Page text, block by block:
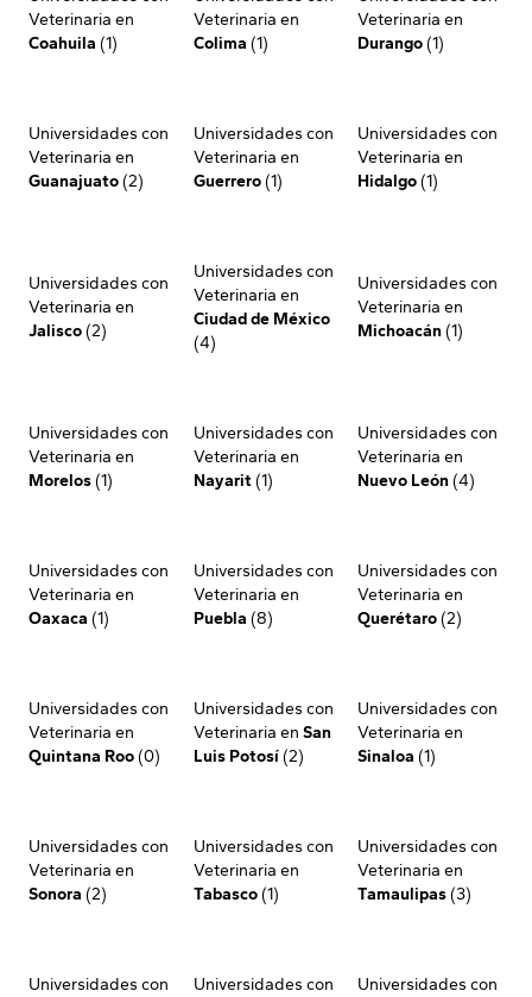
Veterinaria en
Coahuila (1)
Veterinaria en
Colima (1)
Veterinaria en
Durango(1)
Universidades con
Veterinaria en
Guanajuato(2)
Universidades con
Veterinaria en
Guerrero(1)
Universidades con
Veterinaria en
Hidalgo(1)
Universidades con
Veterinaria en
Jalisco(2)
Universidades con
Veterinaria en
Ciudad de México
(4)
Universidades con
Veterinaria en
Michoacán(1)
Universidades con
Veterinaria en
Morelos(1)
Universidades con
Veterinaria en
Nayarit(1)
Universidades con
Veterinaria en
Nuevo León(4)
Universidades con
Veterinaria en
Oaxaca (1)
Universidades con
Veterinaria en
Puebla (8)
Universidades con
Veterinaria en
Querétaro(2)
Universidades con
Veterinaria en
Quintana Roo(0)
Universidades con
Veterinaria en San
Luis Potosí(2)
Universidades con
Veterinaria en
Sinaloa (1)
Universidades con
Veterinaria en
Sonora (2)
Universidades con
Veterinaria en
Tabasco(1)
Universidades con
Veterinaria en
Tamaulipas(3)
Universidades con
Universidades con
Universidades con